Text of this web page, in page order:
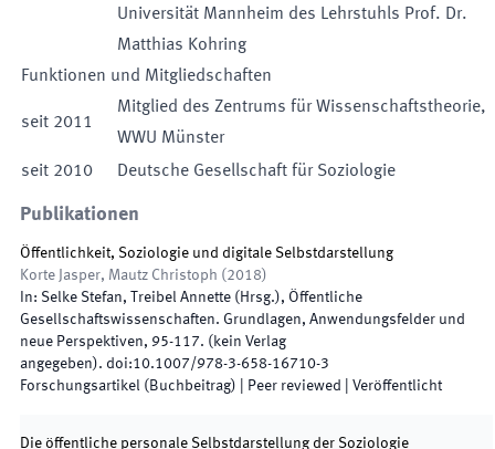
Universität Mannheim des Lehrstuhls Prof. Dr.
Matthias Kohring
Funktionen und Mitgliedschaften
seit 2011
Mitglied des Zentrums für Wissenschaftstheorie,
WWU Münster
seit 2010 Deutsche Gesellschaft für Soziologie
Publikationen
Öffentlichkeit, Soziologie und digitale Selbstdarstellung
Korte Jasper, Mautz Christoph ( 2018)
In: Selke Stefan, Treibel Annette ( Hrsg.), Öffentliche
Gesellschaftswissenschaften. Grundlagen, Anwendungsfelder und
neue Perspektiven, 95-117. ( kein Verlag
angegeben). doi:10.1007/978-3-658-16710-3
Forschungsartikel (Buchbeitrag) | Peer reviewed Veröffentlicht
Die öffentliche personale Selbstdarstellung der Soziologie